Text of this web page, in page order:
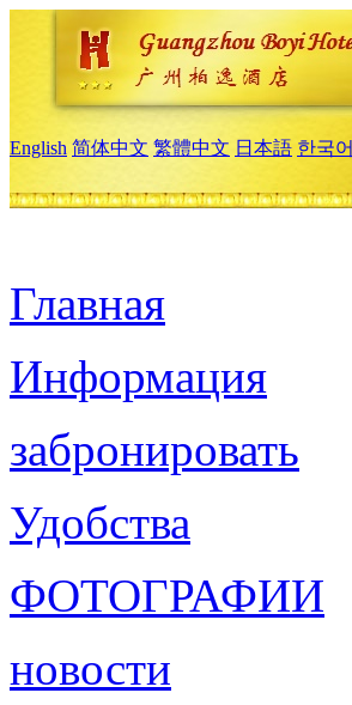
English 简体中文 繁體中文 日本語 한국어
Главная
Информация
забронировать
Удобства
ФОТОГРАФИИ
новости